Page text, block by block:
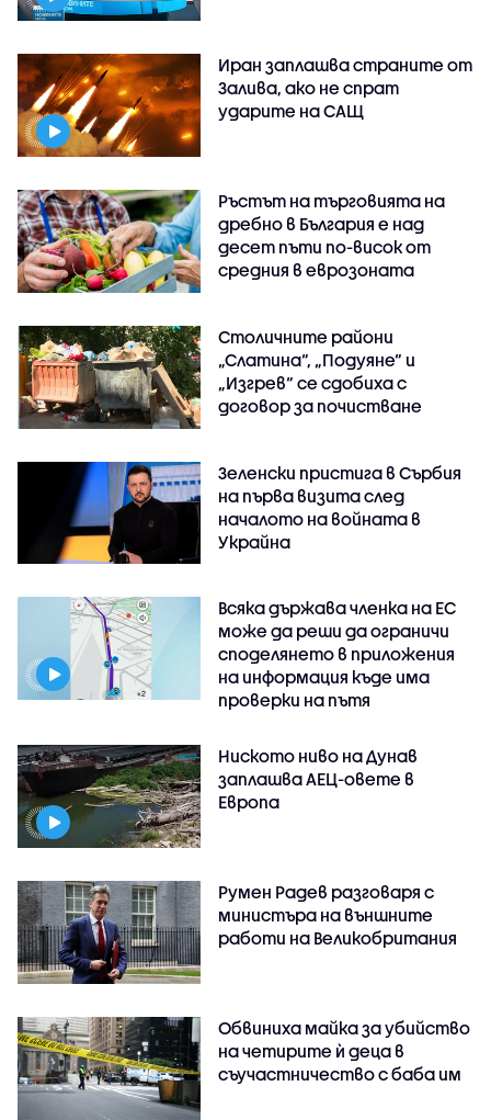
Иран заплашва страните от
Залива, ако не спрат
ударите на САЩ
Ръстът на търговията на
дребно в България е над
десет пъти по-висок от
средния в еврозоната
Столичните райони
„Слатина“, „Подуяне“ и
„Изгрев“ се сдобиха с
договор за почистване
Зеленски пристига в Сърбия
на първа визита след
началото на войната в
Украйна
Всяка държава членка на ЕС
може да реши да ограничи
споделянето в приложения
на информация къде има
проверки на пътя
Ниското ниво на Дунав
заплашва АЕЦ-овете в
Европа
Румен Радев разговаря с
министъра на външните
работи на Великобритания
Обвиниха майка за убийство
на четирите ѝ деца в
съучастничество с баба им